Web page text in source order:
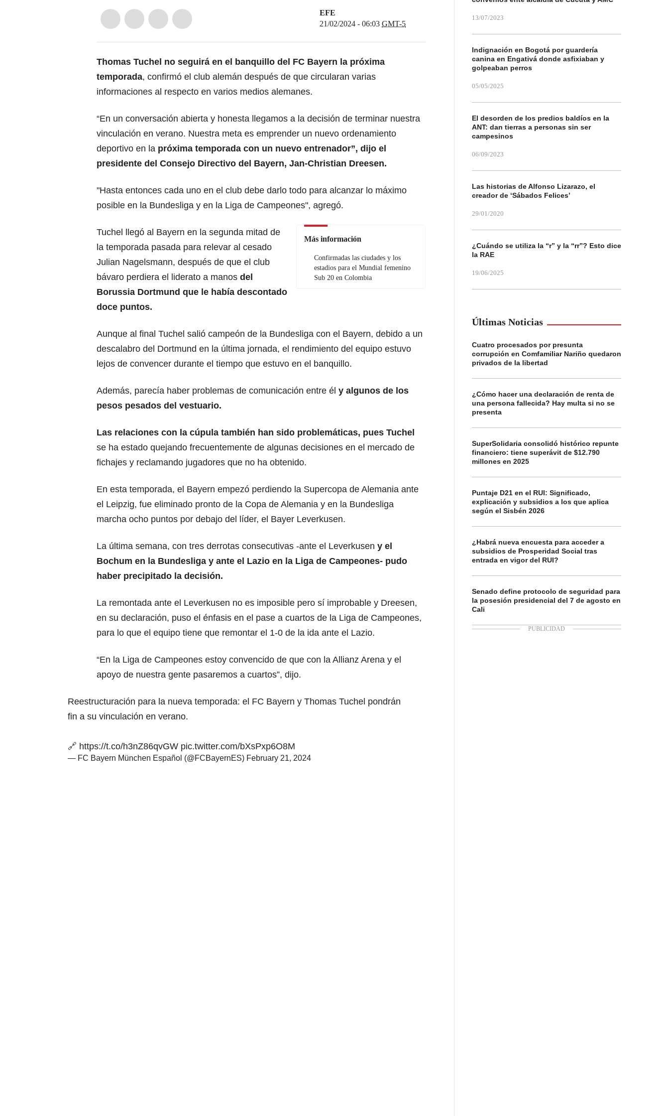
EFE
21/02/2024 - 06:03 GMT-5
Thomas Tuchel no seguirá en el banquillo del FC Bayern la próxima
temporada, confirmó el club alemán después de que circularan varias
informaciones al respecto en varios medios alemanes.
“En un conversación abierta y honesta llegamos a la decisión de terminar nuestra
vinculación en verano. Nuestra meta es emprender un nuevo ordenamiento
deportivo en la próxima temporada con un nuevo entrenador”, dijo el
presidente del Consejo Directivo del Bayern, Jan-Christian Dreesen.
"Hasta entonces cada uno en el club debe darlo todo para alcanzar lo máximo
posible en la Bundesliga y en la Liga de Campeones", agregó.
Más información
Confirmadas las ciudades y los
estadios para el Mundial femenino
Sub 20 en Colombia
Tuchel llegó al Bayern en la segunda mitad de
la temporada pasada para relevar al cesado
Julian Nagelsmann, después de que el club
bávaro perdiera el liderato a manos del
Borussia Dortmund que le había descontado
doce puntos.
Aunque al final Tuchel salió campeón de la Bundesliga con el Bayern, debido a un
descalabro del Dortmund en la última jornada, el rendimiento del equipo estuvo
lejos de convencer durante el tiempo que estuvo en el banquillo.
Además, parecía haber problemas de comunicación entre él y algunos de los
pesos pesados del vestuario.
Las relaciones con la cúpula también han sido problemáticas, pues Tuchel
se ha estado quejando frecuentemente de algunas decisiones en el mercado de
fichajes y reclamando jugadores que no ha obtenido.
En esta temporada, el Bayern empezó perdiendo la Supercopa de Alemania ante
el Leipzig, fue eliminado pronto de la Copa de Alemania y en la Bundesliga
marcha ocho puntos por debajo del líder, el Bayer Leverkusen.
La última semana, con tres derrotas consecutivas -ante el Leverkusen y el
Bochum en la Bundesliga y ante el Lazio en la Liga de Campeones- pudo
haber precipitado la decisión.
La remontada ante el Leverkusen no es imposible pero sí improbable y Dreesen,
en su declaración, puso el énfasis en el pase a cuartos de la Liga de Campeones,
para lo que el equipo tiene que remontar el 1-0 de la ida ante el Lazio.
“En la Liga de Campeones estoy convencido de que con la Allianz Arena y el
apoyo de nuestra gente pasaremos a cuartos”, dijo.
Reestructuración para la nueva temporada: el FC Bayern y Thomas Tuchel pondrán
fin a su vinculación en verano.
🔗 https://t.co/h3nZ86qvGW pic.twitter.com/bXsPxp6O8M
— FC Bayern München Español (@FCBayernES) February 21, 2024
13/07/2023
Indignación en Bogotá por guardería
canina en Engativá donde asfixiaban y
golpeaban perros
05/05/2025
El desorden de los predios baldíos en la
ANT: dan tierras a personas sin ser
campesinos
06/09/2023
Las historias de Alfonso Lizarazo, el
creador de ‘Sábados Felices’
29/01/2020
¿Cuándo se utiliza la “r” y la “rr”? Esto dice
la RAE
19/06/2025
Últimas Noticias
Cuatro procesados por presunta
corrupción en Comfamiliar Nariño quedaron
privados de la libertad
¿Cómo hacer una declaración de renta de
una persona fallecida? Hay multa si no se
presenta
SuperSolidaria consolidó histórico repunte
financiero: tiene superávit de $12.790
millones en 2025
Puntaje D21 en el RUI: Significado,
explicación y subsidios a los que aplica
según el Sisbén 2026
¿Habrá nueva encuesta para acceder a
subsidios de Prosperidad Social tras
entrada en vigor del RUI?
Senado define protocolo de seguridad para
la posesión presidencial del 7 de agosto en
Cali